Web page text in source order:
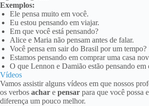
Exemplos:
Ele pensa muito em você.
Eu estou pensando em viajar.
Em que você está pensando?
Alice e Maria não pensam antes de falar.
Você pensa em sair do Brasil por um tempo?
Estamos pensando em comprar uma casa
O que Lennon e Damião estão pensando em
Vídeos
Vamos assistir alguns vídeos em que nossos
os verbos achar e pensar para que você possa
diferença um pouco melhor.